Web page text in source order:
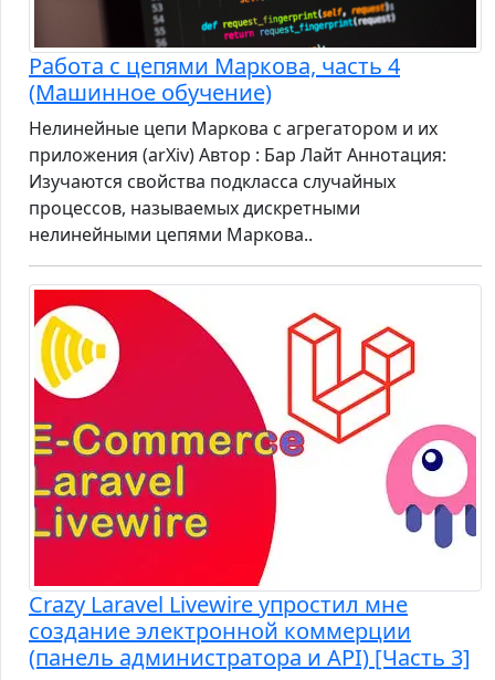
Работа с цепями Маркова, часть 4
(Машинное обучение)
Нелинейные цепи Маркова с агрегатором и их
приложения (arXiv) Автор : Бар Лайт Аннотация:
Изучаются свойства подкласса случайных
процессов, называемых дискретными
нелинейными цепями Маркова..
Crazy Laravel Livewire упростил мне
создание электронной коммерции
(панель администратора и API) [Часть 3]